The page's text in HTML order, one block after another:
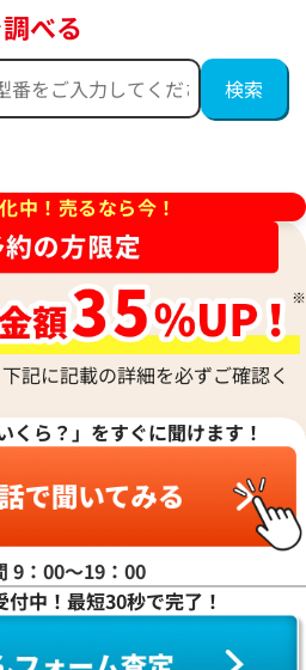
493,000円
※2024年11月9日時点の参考
ブルガリ レッタンゴロ RT45G
べる
中！売るなら今！
記に記載の詳細を必ずご確認く
いくら？」をすぐに聞けます！
9：00〜19：00
中！最短30秒で完了！